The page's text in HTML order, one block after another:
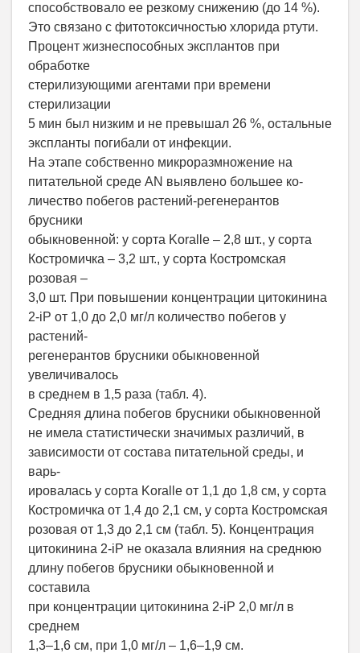
способствовало ее резкому снижению (до 14 %).
Это связано с фитотоксичностью хлорида ртути.
Процент жизнеспособных эксплантов при
обработке
стерилизующими агентами при времени
стерилизации
5 мин был низким и не превышал 26 %, остальные
экспланты погибали от инфекции.
На этапе собственно микроразмножение на
питательной среде AN выявлено большее ко-
личество побегов растений-регенерантов
брусники
обыкновенной: у сорта Koralle – 2,8 шт., у сорта
Костромичка – 3,2 шт., у сорта Костромская
розовая –
3,0 шт. При повышении концентрации цитокинина
2-iP от 1,0 до 2,0 мг/л количество побегов у
растений-
регенерантов брусники обыкновенной
увеличивалось
в среднем в 1,5 раза (табл. 4).
Средняя длина побегов брусники обыкновенной
не имела статистически значимых различий, в
зависимости от состава питательной среды, и
варь-
ировалась у сорта Koralle от 1,1 до 1,8 см, у сорта
Костромичка от 1,4 до 2,1 см, у сорта Костромская
розовая от 1,3 до 2,1 см (табл. 5). Концентрация
цитокинина 2-iP не оказала влияния на среднюю
длину побегов брусники обыкновенной и
составила
при концентрации цитокинина 2-iP 2,0 мг/л в
среднем
1,3–1,6 см, при 1,0 мг/л – 1,6–1,9 см.